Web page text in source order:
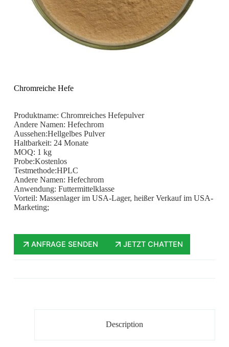
Chromreiche Hefe
Produktname: Chromreiches Hefepulver
Andere Namen: Hefechrom
Aussehen:Hellgelbes Pulver
Haltbarkeit: 24 Monate
MOQ: 1 kg
Probe:Kostenlos
Testmethode:HPLC
Andere Namen: Hefechrom
Anwendung: Futtermittelklasse
Vorteil: Massenlager im USA-Lager, heißer Verkauf im USA-
Marketing;
ANFRAGE SENDEN JETZT CHATTEN
Description